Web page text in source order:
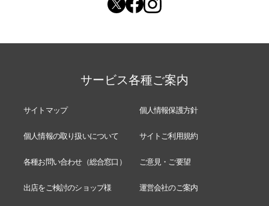
サービス各種ご案内
サイトマップ 個人情報保護方針
個人情報の取り扱いについて サイトご利用規約
各種お問い合わせ（総合窓口） ご意見・ご要望
出店をご検討のショップ様 運営会社のご案内